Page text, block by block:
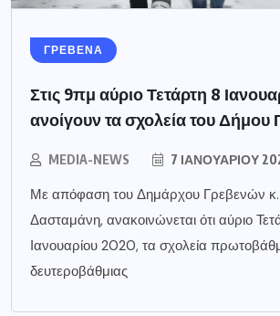
ΓΡΕΒΕΝΑ
Στις 9πμ αύριο Τετάρτη 8
ανοίγουν τα σχολεία του
MEDIA-NEWS 7 ΙΑΝΟΥΑΡΊΟΥ
Με απόφαση του Δημάρχου Γρεβενών κ.
Δασταμάνη, ανακοινώνεται ότι αύριο
Ιανουαρίου 2020, τα σχολεία
δευτεροβάθμιας